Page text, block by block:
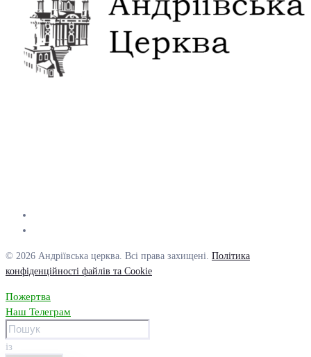
© 2026 Андріївська церква. Всі права захищені. Політика
конфіденційності файлів та Cookie
Пожертва
Наш Телеграм
із